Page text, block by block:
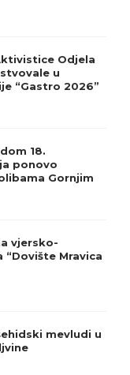
Odjela
u
“Gastro 2026”
18.
ponovo
Gornjim
vjersko-
Mravica
mevludi u